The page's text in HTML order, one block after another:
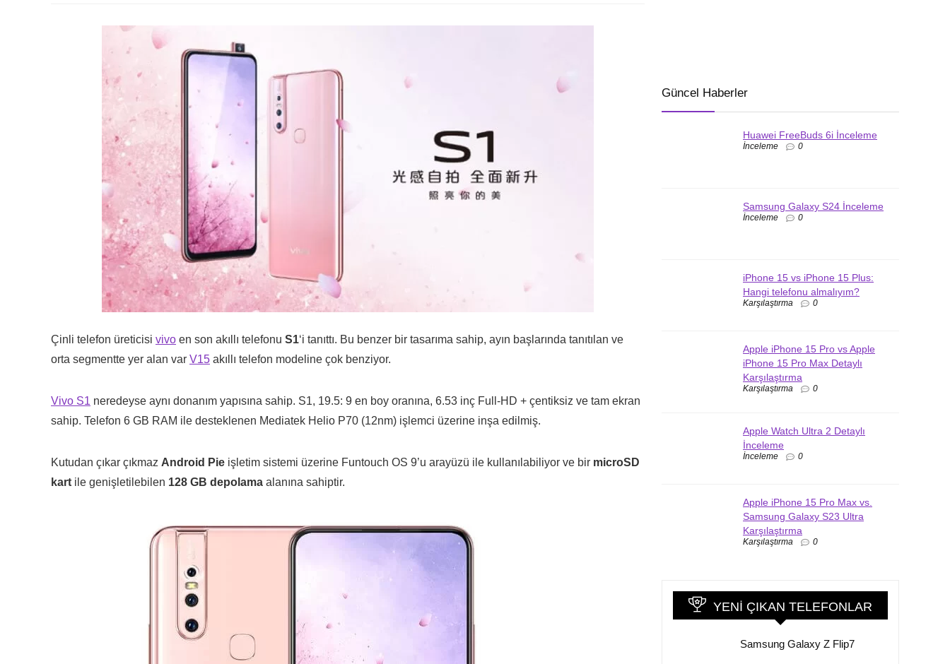
Çinli telefon üreticisi vivo en son akıllı telefonu S1‘i tanıttı. Bu benzer bir tasarıma sahip, ayın başlarında tanıtılan ve
orta segmentte yer alan var V15 akıllı telefon modeline çok benziyor.
Vivo S1 neredeyse aynı donanım yapısına sahip. S1, 19.5: 9 en boy oranına, 6.53 inç Full-HD + çentiksiz ve tam ekran
sahip. Telefon 6 GB RAM ile desteklenen Mediatek Helio P70 (12nm) işlemci üzerine inşa edilmiş.
Kutudan çıkar çıkmaz Android Pie işletim sistemi üzerine Funtouch OS 9’u arayüzü ile kullanılabiliyor ve bir microSD
kart ile genişletilebilen 128 GB depolama alanına sahiptir.
Güncel Haberler
Huawei FreeBuds 6i İnceleme
İnceleme 0
Samsung Galaxy S24 İnceleme
İnceleme 0
iPhone 15 vs iPhone 15 Plus:
Hangi telefonu almalıyım?
Karşılaştırma 0
Apple iPhone 15 Pro vs Apple
iPhone 15 Pro Max Detaylı
Karşılaştırma
Karşılaştırma 0
Apple Watch Ultra 2 Detaylı
İnceleme
İnceleme 0
Apple iPhone 15 Pro Max vs.
Samsung Galaxy S23 Ultra
Karşılaştırma
Karşılaştırma 0
YENI ÇIKAN TELEFONLAR
Samsung Galaxy Z Flip7